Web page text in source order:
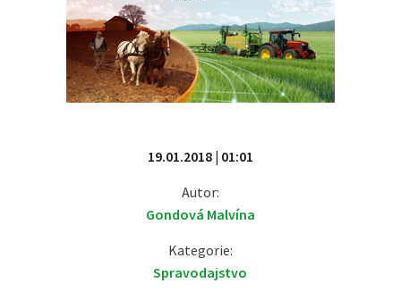
19.01.2018 | 01:01